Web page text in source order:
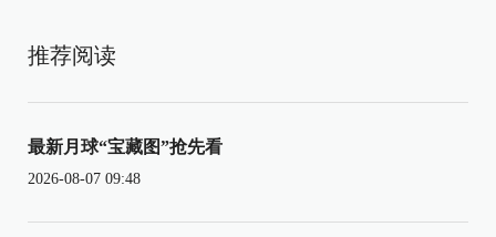
推荐阅读
最新月球“宝藏图”抢先看
2026-08-07 09:48